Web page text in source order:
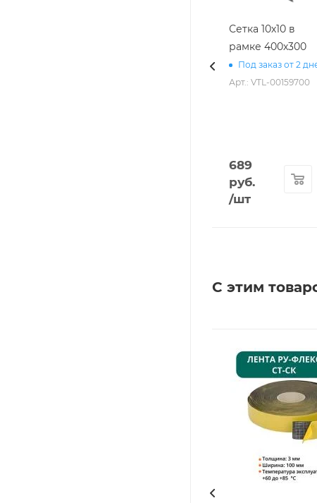
Сетка 10х10 в
рамке 400х300
Под заказ от 2
Арт.: VTL-00159700
689
руб.
/шт
С этим